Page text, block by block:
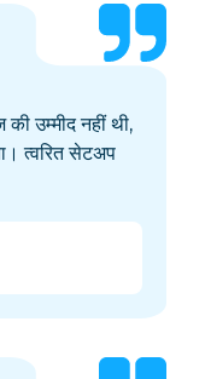
उम्मीद नहीं थी,
त्वरित सेटअप